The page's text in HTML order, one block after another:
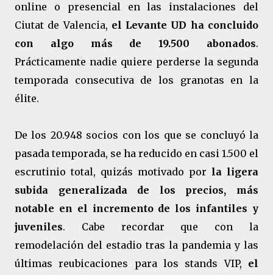
online o presencial en las instalaciones del
Ciutat de Valencia, el Levante UD ha concluido
con algo más de 19.500 abonados.
Prácticamente nadie quiere perderse la segunda
temporada consecutiva de los granotas en la
élite.
De los 20.948 socios con los que se concluyó la
pasada temporada, se ha reducido en casi 1.500 el
escrutinio total, quizás motivado por la ligera
subida generalizada de los precios, más
notable en el incremento de los infantiles y
juveniles. Cabe recordar que con la
remodelación del estadio tras la pandemia y las
últimas reubicaciones para los stands VIP, el